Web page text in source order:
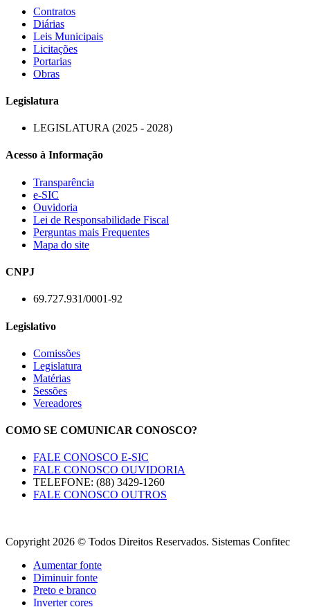
Contratos
Diárias
Leis Municipais
Licitações
Portarias
Obras
Legislatura
LEGISLATURA (2025 - 2028)
Acesso à Informação
Transparência
e-SIC
Ouvidoria
Lei de Responsabilidade Fiscal
Perguntas mais Frequentes
Mapa do site
CNPJ
69.727.931/0001-92
Legislativo
Comissões
Legislatura
Matérias
Sessões
Vereadores
COMO SE COMUNICAR CONOSCO?
FALE CONOSCO E-SIC
FALE CONOSCO OUVIDORIA
TELEFONE: (88) 3429-1260
FALE CONOSCO OUTROS
Copyright 2026 © Todos Direitos Reservados. Sistemas Confitec
Aumentar fonte
Diminuir fonte
Preto e branco
Inverter cores